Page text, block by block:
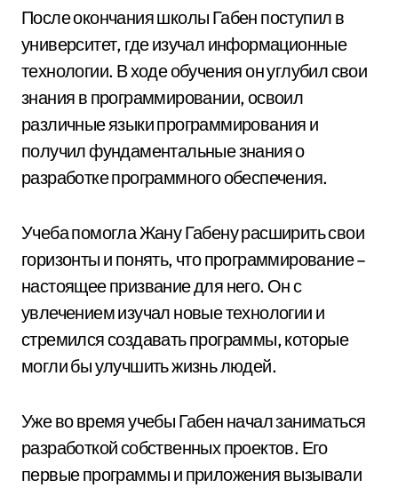
После окончания школы Габен поступил в
университет, где изучал информационные
технологии. В ходе обучения он углубил свои
знания в программировании, освоил
различные языки программирования и
получил фундаментальные знания о
разработке программного обеспечения.
Учеба помогла Жану Габену расширить свои
горизонты и понять, что программирование –
настоящее призвание для него. Он с
увлечением изучал новые технологии и
стремился создавать программы, которые
могли бы улучшить жизнь людей.
Уже во время учебы Габен начал заниматься
разработкой собственных проектов. Его
первые программы и приложения вызывали